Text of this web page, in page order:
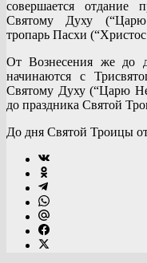
совершается отдание
Святому Духу
тропарь Пасхи
От Вознесения же до
начинаются с
Святому Духу (“Царю
до праздника Святой
До дня Святой Троицы